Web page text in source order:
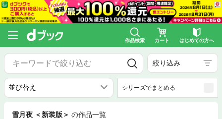
作品検索 カート はじめての方へ
絞り込み
シリーズでまとめる
雪月夜 ＜新装版＞ の作品一覧